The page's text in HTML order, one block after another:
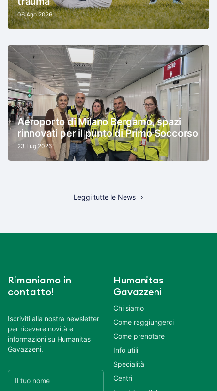
06 Ago 2026
Aeroporto di Milano Bergamo, spazi
rinnovati per il punto di Primo Soccorso
23 Lug 2026
Leggi tutte le News
Rimaniamo in
contatto!
Iscriviti alla nostra newsletter
per ricevere novità e
informazioni su Humanitas
Gavazzeni.
Humanitas
Gavazzeni
Chi siamo
Come raggiungerci
Come prenotare
Info utili
Specialità
Centri